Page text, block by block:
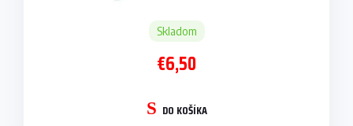
Skladom
€6,50
DO KOŠÍKA